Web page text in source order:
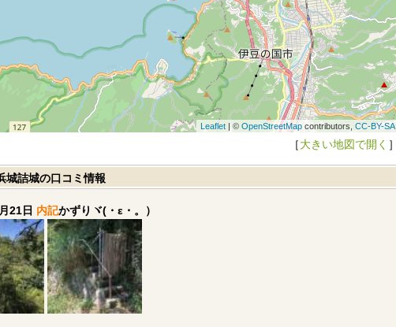
Leaflet| © OpenStreetMapcontributors, CC-BY-SA
［大きい地図で開く ］
城詰城の口コミ情報
21日 内記かずりヾ(・ε・。）